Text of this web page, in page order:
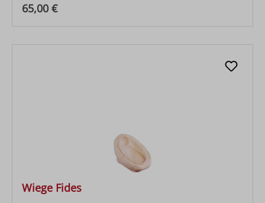
Regulärer Preis:
65,00 €
Wiege Fides